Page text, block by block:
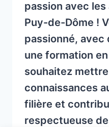
passion avec
Puy-de-Dôme !
passionné, avec
une formation
souhaitez
connaissances
filière et
respectueuse